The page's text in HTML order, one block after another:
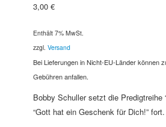
3,00 €
Enthält 7% MwSt.
zzgl. Versand
Bei Lieferungen in Nicht-EU-Länder können
Gebühren anfallen.
Bobby Schuller setzt die Predigtreihe
“Gott hat ein Geschenk für Dich!” fort.